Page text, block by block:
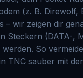
(z. B. Direwolf,
– wir zeigen dir
Steckern (DATA-,
So
TNC sauber mit